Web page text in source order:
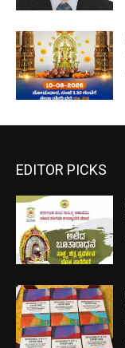
EDITOR PICKS